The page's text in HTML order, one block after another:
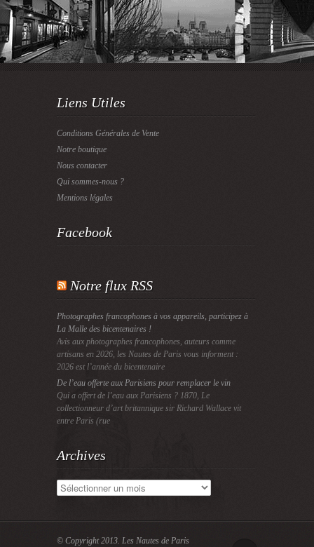
Liens Utiles
Conditions Générales de Vente
Notre boutique
Nous contacter
Qui sommes-nous ?
Mentions légales
Facebook
Notre flux RSS
Photographes francophones à vos appareils, participez à
La Malle des bicentenaires !
Avis aux photographes francophones, auteurs comme
artisans en 2026, les Nautes de Paris vous informent :
2026 est l’année du bicentenaire
De l’eau offerte aux Parisiens pour remplacer le vin
Qui a offert de l’eau aux Parisiens ? 1870, Le
collectionneur d’art britannique sir Richard Wallace vit
entre Paris (rue
Archives
Archives
© Copyright 2013. Les Nautes de Paris